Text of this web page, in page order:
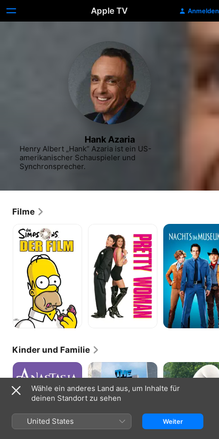
Apple TV Anmelden
Hank Azaria
Henry Albert „Hank“ Azaria ist ein US-
amerikanischer Schauspieler und
Synchronsprecher.
Filme
Die
Simpsons
Der
Woman
Nachts
im
Museum
Kinder und Familie
Anastasia
Die
Schlümpfe
Die
Schlümpfe
Wähle ein anderes Land aus, um Inhalte für
deinen Standort zu sehen
United States Weiter